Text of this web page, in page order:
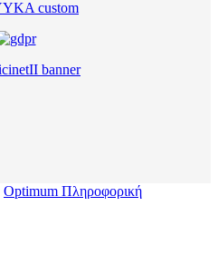
Optimum Πληροφορική